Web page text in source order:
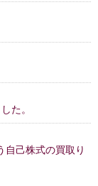
た。
自己株式の買取り